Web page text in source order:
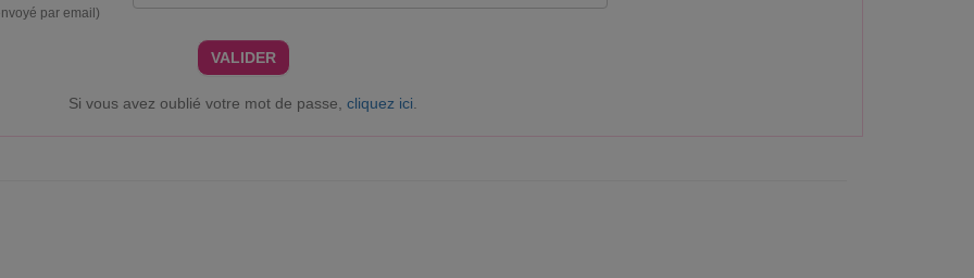
par email)
VALIDER
Si vous avez oublié votre mot de passe,cliquez ici